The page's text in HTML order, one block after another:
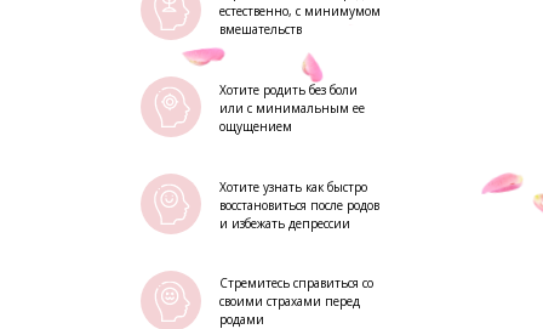
Стремитесь справиться со
своими страхами перед
родами
Хотите узнать как быстро
восстановиться после родов
и избежать депрессии
Хотите родить без боли
или с минимальным ее
ощущением
естественно, с минимумом
вмешательств